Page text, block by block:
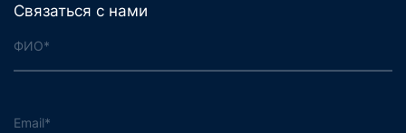
Связаться с нами